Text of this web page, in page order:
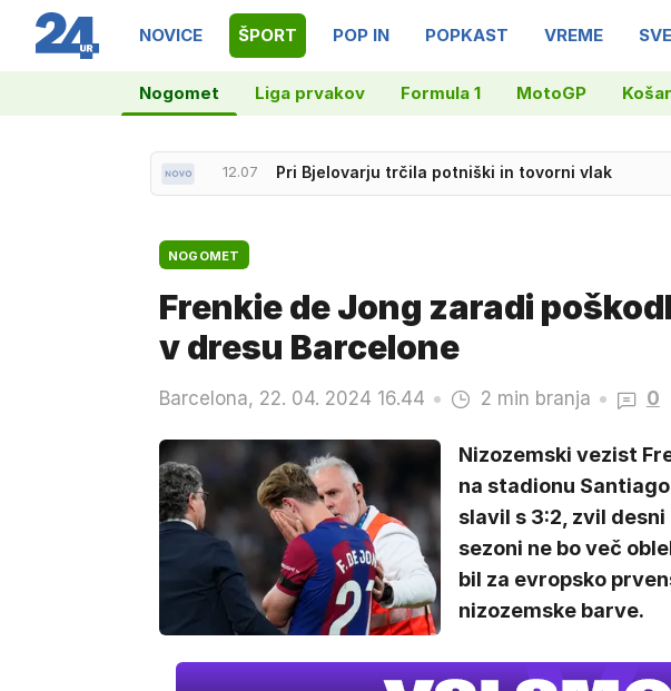
NOVICE ŠPORT POP IN POPKAST VREME
Nogomet Liga prvakov Formula 1 MotoGP
12.07 Pri Bjelovarju trčila potniški in tovorni vlak
NOGOMET
Frenkie de Jong zaradi
v dresu Barcelone
Barcelona, 22. 04. 2024 16.44 2 min branja 0
Nizozemski vezist
na stadionu
slavil s 3:2, zvil
sezoni ne bo več
bil za evropsko
nizozemske barve.